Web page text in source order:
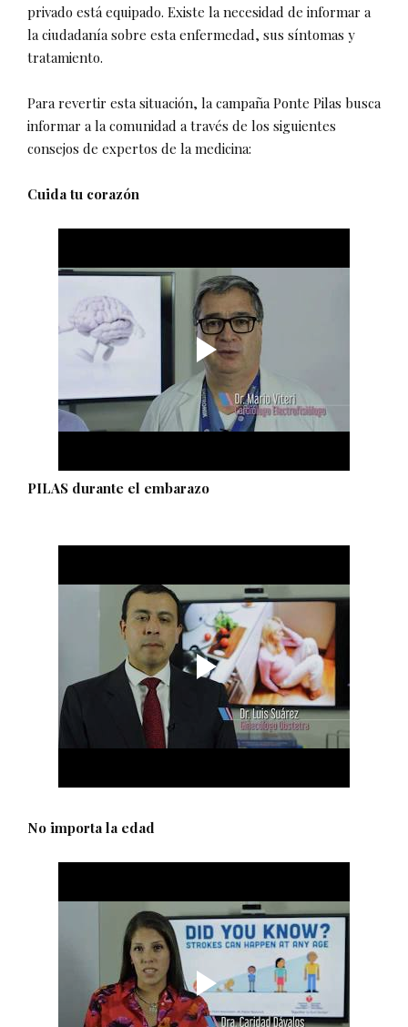
privado está equipado. Existe la necesidad de informar a
la ciudadanía sobre esta enfermedad, sus síntomas y
tratamiento.
Para revertir esta situación, la campaña Ponte Pilas busca
informar a la comunidad a través de los siguientes
consejos de expertos de la medicina:
Cuida tu corazón
PILAS durante el embarazo
No importa la edad